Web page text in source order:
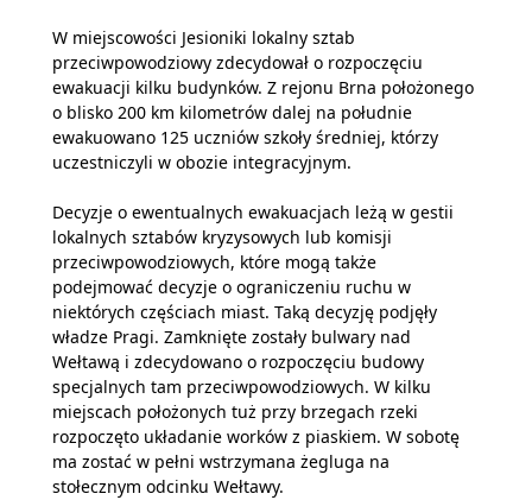
W miejscowości Jesioniki lokalny sztab
przeciwpowodziowy zdecydował o rozpoczęciu
ewakuacji kilku budynków. Z rejonu Brna położonego
o blisko 200 km kilometrów dalej na południe
ewakuowano 125 uczniów szkoły średniej, którzy
uczestniczyli w obozie integracyjnym.
Decyzje o ewentualnych ewakuacjach leżą w gestii
lokalnych sztabów kryzysowych lub komisji
przeciwpowodziowych, które mogą także
podejmować decyzje o ograniczeniu ruchu w
niektórych częściach miast. Taką decyzję podjęły
władze Pragi. Zamknięte zostały bulwary nad
Wełtawą i zdecydowano o rozpoczęciu budowy
specjalnych tam przeciwpowodziowych. W kilku
miejscach położonych tuż przy brzegach rzeki
rozpoczęto układanie worków z piaskiem. W sobotę
ma zostać w pełni wstrzymana żegluga na
stołecznym odcinku Wełtawy.